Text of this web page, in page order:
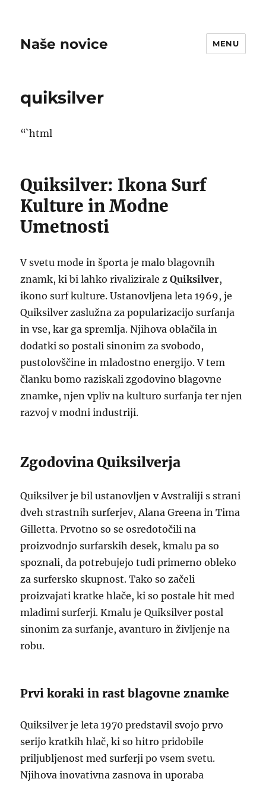
Naše novice MENU
quiksilver
“`html
Quiksilver: Ikona Surf
Kulture in Modne
Umetnosti
V svetu mode in športa je malo blagovnih
znamk, ki bi lahko rivalizirale zQuiksilver,
ikono surf kulture. Ustanovljena leta 1969, je
Quiksilver zaslužna za popularizacijo surfanja
in vse, kar ga spremlja. Njihova oblačila in
dodatki so postali sinonim za svobodo,
pustolovščine in mladostno energijo. V tem
članku bomo raziskali zgodovino blagovne
znamke, njen vpliv na kulturo surfanja ter njen
razvoj v modni industriji.
Zgodovina Quiksilverja
Quiksilver je bil ustanovljen v Avstraliji s strani
dveh strastnih surferjev, Alana Greena in Tima
Gilletta. Prvotno so se osredotočili na
proizvodnjo surfarskih desek, kmalu pa so
spoznali, da potrebujejo tudi primerno obleko
za surfersko skupnost. Tako so začeli
proizvajati kratke hlače, ki so postale hit med
mladimi surferji. Kmalu je Quiksilver postal
sinonim za surfanje, avanturo in življenje na
robu.
Prvi koraki in rast blagovne znamke
Quiksilver je leta 1970 predstavil svojo prvo
serijo kratkih hlač, ki so hitro pridobile
priljubljenost med surferji po vsem svetu.
Njihova inovativna zasnova in uporaba